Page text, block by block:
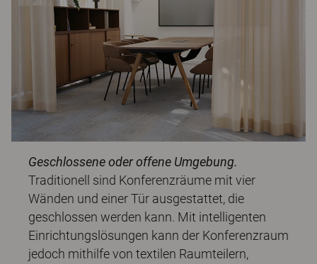
Geschlossene oder offene Umgebung.
Traditionell sind Konferenzräume mit vier
Wänden und einer Tür ausgestattet, die
geschlossen werden kann. Mit intelligenten
Einrichtungslösungen kann der Konferenzraum
jedoch mithilfe von textilen Raumteilern,